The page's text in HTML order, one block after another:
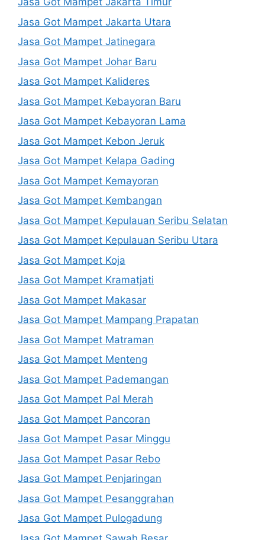
Jasa Got Mampet Jakarta Utara
Jasa Got Mampet Jatinegara
Jasa Got Mampet Johar Baru
Jasa Got Mampet Kalideres
Jasa Got Mampet Kebayoran Baru
Jasa Got Mampet Kebayoran Lama
Jasa Got Mampet Kebon Jeruk
Jasa Got Mampet Kelapa Gading
Jasa Got Mampet Kemayoran
Jasa Got Mampet Kembangan
Jasa Got Mampet Kepulauan Seribu Selatan
Jasa Got Mampet Kepulauan Seribu Utara
Jasa Got Mampet Koja
Jasa Got Mampet Kramatjati
Jasa Got Mampet Makasar
Jasa Got Mampet Mampang Prapatan
Jasa Got Mampet Matraman
Jasa Got Mampet Menteng
Jasa Got Mampet Pademangan
Jasa Got Mampet Pal Merah
Jasa Got Mampet Pancoran
Jasa Got Mampet Pasar Minggu
Jasa Got Mampet Pasar Rebo
Jasa Got Mampet Penjaringan
Jasa Got Mampet Pesanggrahan
Jasa Got Mampet Pulogadung